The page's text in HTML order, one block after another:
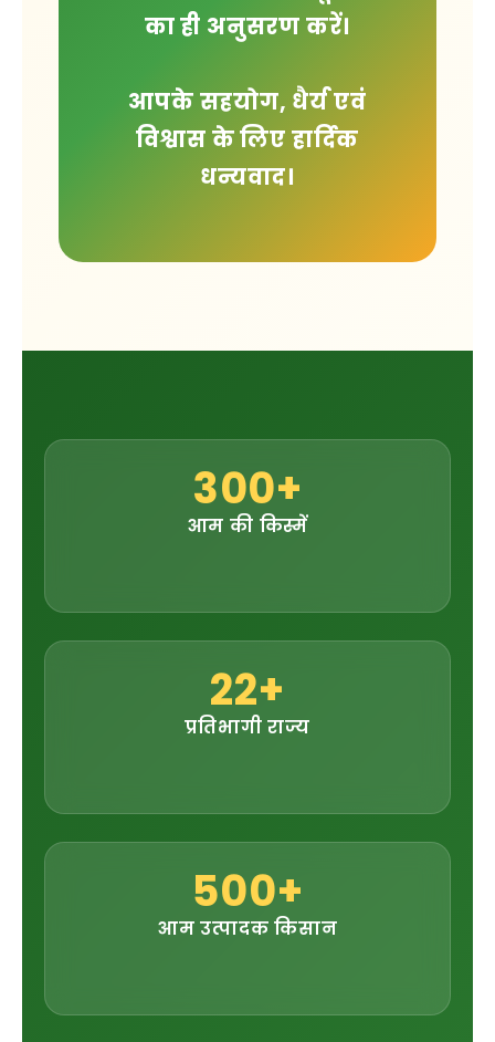
का ही अनुसरण करें।
आपके सहयोग, धैर्य एवं
विश्वास के लिए हार्दिक
धन्यवाद।
300+
आम की किस्में
22+
प्रतिभागी राज्य
500+
आम उत्पादक किसान